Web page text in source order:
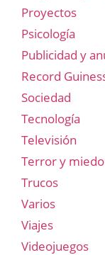
Proyectos
Psicología
Publicidad y
Record
Sociedad
Tecnología
Televisión
Terror y miedo
Trucos
Varios
Viajes
Videojuegos